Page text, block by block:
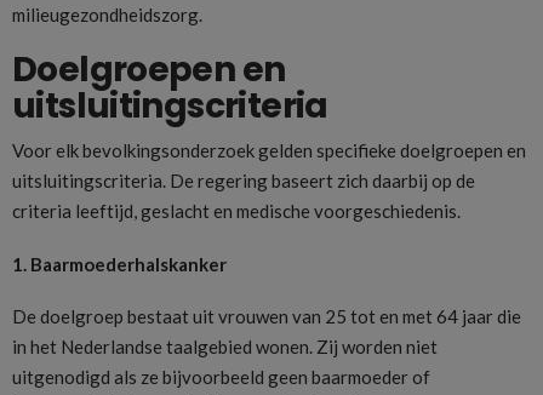
milieugezondheidszorg.
Doelgroepen en
uitsluitingscriteria
Voor elk bevolkingsonderzoek gelden specifieke doelgroepen en
uitsluitingscriteria. De regering baseert zich daarbij op de
criteria leeftijd, geslacht en medische voorgeschiedenis.
1. Baarmoederhalskanker
De doelgroep bestaat uit vrouwen van 25 tot en met 64 jaar die
in het Nederlandse taalgebied wonen. Zij worden niet
uitgenodigd als ze bijvoorbeeld geen baarmoeder of